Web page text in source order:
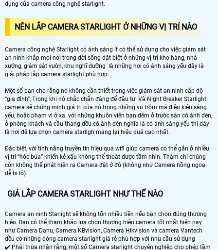
dụng của camera công nghệ starlight.
NÊN LẮP CAMERA STARLIGHT Ở NHỮNG VỊ TRÍ NÀO
Camera công nghệ Starlight có ánh sáng ít có thể sử dụng cho việc giám sát
an ninh khắp mọi nơi trong đời sống đặt biệt ở những vị trí kho hàng, nhà
xưởng, giám sát vườn, khu nghĩ dưỡng là những nơi có ánh sáng yếu đây là
giải pháp lắp camera starlight phù hợp.
Một số bạn cho rằng nó không cần thiết trong việc giám sát an ninh cấp độ
“gia đình”, Trong khi nó chắc chắn đáng để đầu tư. Và Night Breaker Starlight
camera sẽ chứng minh giá trị của nó trong những vụ trộm mà điều kiện sáng
yếu, hoặc phạm vi ở xa. với những khuôn viên ban đêm ở trước sân có ánh đèn,
ở phòng khách và cầu thang đều có ánh đèn nghĩa là có ánh sáng yếu thì đây
là nơi đê lựa chọn camera starligh mang lại hiệu quả cao nhất.
Đặc biệt, với tính năng truyền tín hiệu qua wifi giúp camera có thể gắn ở nhiều
vị trí “hóc búa” khiến kẻ xấu không thể thoát được tầm nhìn. Thậm chí chúng
còn không thể phát hiện ra Camera đặt ở đó (không như Camera hồng ngoại
dễ bị lộ).
GIÁ LẮP CAMERA STARLIGHT NHƯ THẾ NÀO
Camera an ninh Starlight sẽ không tốn nhiều tiền nếu bạn chọn đúng thương
hiệu. Bạn có thể tham khảo lựa chọn thương hiệu camera tốt nhất hiện nay
như Camera Dahu, Camera KBvision, Camera Hikvision và camera Vantech
đều có những dòng camera starlight giá rẻ phù hợp với nhu cầu sử dụng
✔️ Phải thừa nhận rằng, một số Camera starlight chuyên nghiệp cho phép tầm